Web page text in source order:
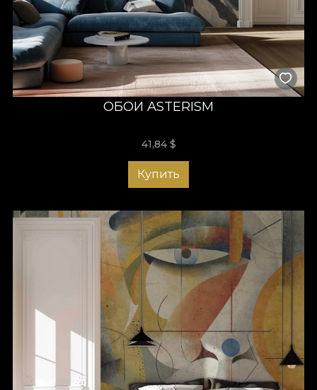
ОБОИ ASTERISM
41,84 $
Купить